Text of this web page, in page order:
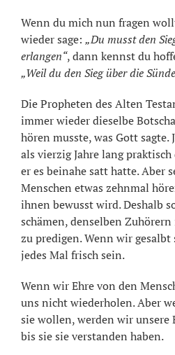
Wenn du mich nun fragen
wieder sage: „Du musst den
erlangen“, dann kennst du
„Weil du den Sieg über die
Die Propheten des Alten
immer wieder dieselbe
hören musste, was Gott sagte.
als vierzig Jahre lang
er es beinahe satt hatte. Aber
Menschen etwas zehnmal
ihnen bewusst wird. Deshalb
schämen, denselben
zu predigen. Wenn wir
jedes Mal frisch sein.
Wenn wir Ehre von den
uns nicht wiederholen. Aber
sie wollen, werden wir unsere
bis sie sie verstanden haben.